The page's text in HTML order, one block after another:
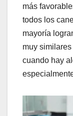
más
todos los
mayoría
muy
cuando hay